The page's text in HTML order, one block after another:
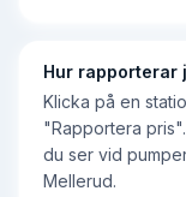
Hur rapporterar
Klicka på en
"Rapportera
du ser vid
Mellerud.